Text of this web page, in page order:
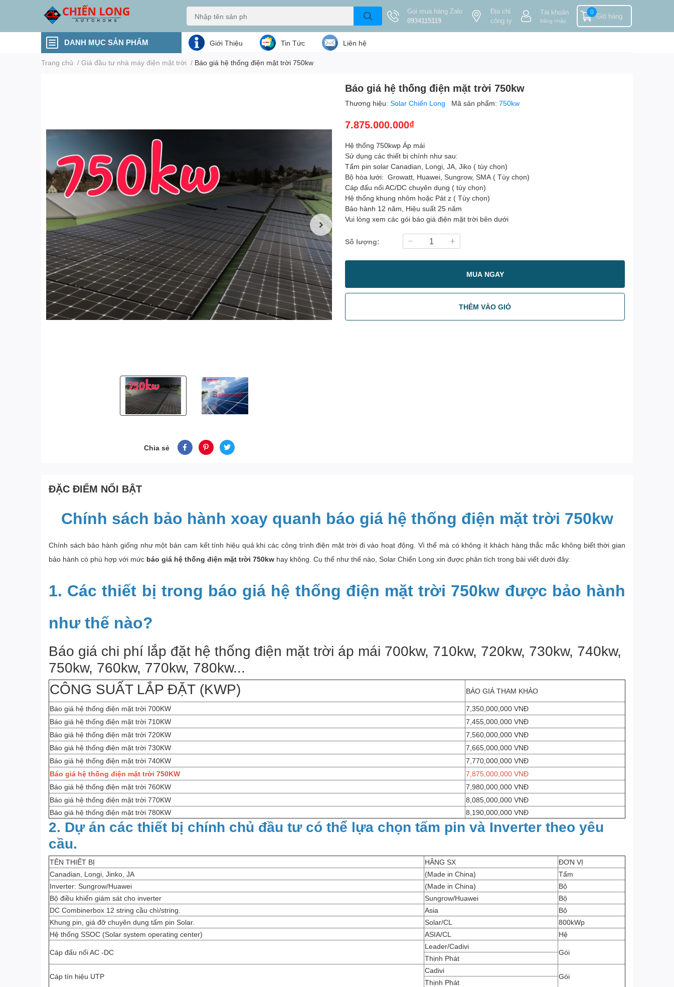
Gọi mua hàng Zalo
0934115119
Địa chỉ
công ty
Tài khoản
Đăng nhập
Giỏ hàng
0
DANH MỤC SẢN PHẨM Giới Thiệu Tin Tức Liên hệ
Trang chủ / Giá đầu tư nhà máy điện mặt trời / Báo giá hệ thống điện mặt trời 750kw
Chia sẻ
Báo giá hệ thống điện mặt trời 750kw
Thương hiệu: Solar Chiến Long Mã sản phẩm: 750kw
7.875.000.000₫
Hệ thống 750kwp Áp mái
Sử dụng các thiết bị chính như sau:
Tấm pin solar Canadian, Longi, JA, Jiko ( tùy chọn)
Bộ hòa lưới: Growatt, Huawei, Sungrow, SMA ( Tùy chọn)
Cáp đấu nối AC/DC chuyên dụng ( tùy chọn)
Hệ thống khung nhôm hoặc Pát z ( Tùy chọn)
Bảo hành 12 năm, Hiệu suất 25 năm
Vui lòng xem các gói báo giá điện mặt trời bên dưới
Số lượng:
MUA NGAY
THÊM VÀO GIỎ
ĐẶC ĐIỂM NỔI BẬT
Chính sách bảo hành xoay quanh báo giá hệ thống điện mặt trời 750kw
Chính sách bảo hành giống như một bản cam kết tính hiệu quả khi các công trình điện mặt trời đi vào hoạt động. Vì thế mà có không ít khách hàng thắc mắc không biết thời gian
bảo hành có phù hợp với mức báo giá hệ thống điện mặt trời 750kw hay không. Cụ thể như thế nào, Solar Chiến Long xin được phân tích trong bài viết dưới đây.
1. Các thiết bị trong báo giá hệ thống điện mặt trời 750kw được bảo hành
như thế nào?
Báo giá chi phí lắp đặt hệ thống điện mặt trời áp mái 700kw, 710kw, 720kw, 730kw, 740kw,
750kw, 760kw, 770kw, 780kw...
CÔNG SUẤT LẮP ĐẶT (KWP)
BÁO GIÁ THAM KHẢO
Báo giá hệ thống điện mặt trời 700KW
7,350,000,000 VNĐ
Báo giá hệ thống điện mặt trời 710KW
7,455,000,000 VNĐ
Báo giá hệ thống điện mặt trời 720KW
7,560,000,000 VNĐ
Báo giá hệ thống điện mặt trời 730KW
7,665,000,000 VNĐ
Báo giá hệ thống điện mặt trời 740KW
7,770,000,000 VNĐ
Báo giá hệ thống điện mặt trời 750KW
7,875,000,000 VNĐ
Báo giá hệ thống điện mặt trời 760KW
7,980,000,000 VNĐ
Báo giá hệ thống điện mặt trời 770KW
8,085,000,000 VNĐ
Báo giá hệ thống điện mặt trời 780KW
8,190,000,000 VNĐ
2. Dự án các thiết bị chính chủ đầu tư có thể lựa chọn tấm pin và Inverter theo yêu
cầu.
TÊN THIẾT BỊ HÃNG SX
ĐƠN VỊ
Canadian, Longi, Jinko, JA
(Made in China)
Tấm
Inverter: Sungrow/Huawei
(Made in China)
Bộ
Bộ điều khiển giám sát cho inverter
Sungrow/Huawei
Bộ
DC Combinerbox 12 string cầu chì/string.
Asia
Bộ
Khung pin, giá đỡ chuyên dụng tấm pin Solar.
Solar/CL
800kWp
Hệ thống SSOC (Solar system operating center)
ASIA/CL Hệ
Cáp đấu nối AC -DC
Leader/Cadivi
Gói
Thịnh Phát
Cáp tín hiệu UTP
Cadivi
Gói
Thịnh Phát